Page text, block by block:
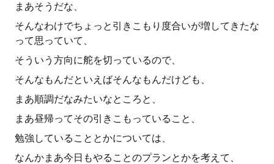
まあそうだな、
そんなわけでちょっと引きこもり度合いが増してきたな
って思っていて、
そういう方向に舵を切っているので、
そんなもんだといえばそんなもんだけども、
まあ順調だなみたいなところと、
まあ昼帰ってその引きこもっていること、
勉強していることとかについては、
なんかまあ今日もやることのプランとかを考えて、